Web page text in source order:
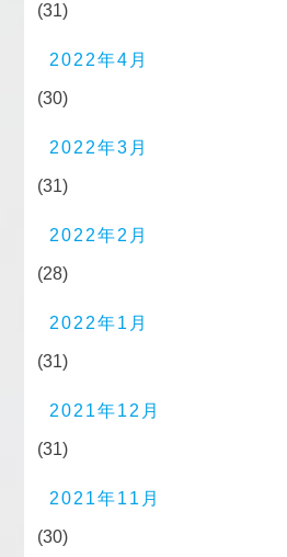
(31)
2022年4月
(30)
2022年3月
(31)
2022年2月
(28)
2022年1月
(31)
2021年12月
(31)
2021年11月
(30)